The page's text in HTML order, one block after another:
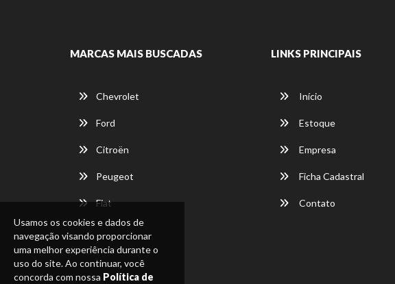
Usamos os cookies e dados de
navegação visando proporcionar
uma melhor experiência durante o
uso do site. Ao continuar, você
concorda com nossa Política de
MARCAS MAIS BUSCADAS
Chevrolet
Ford
Citroën
Peugeot
Fiat
LINKS PRINCIPAIS
Início
Estoque
Empresa
Ficha Cadastral
Contato